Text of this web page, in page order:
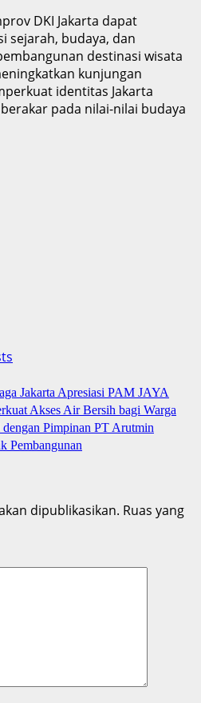
DKI Jakarta dapat
sejarah, budaya, dan
destinasi wisata
kunjungan
identitas Jakarta
pada nilai-nilai budaya
Jakarta Apresiasi PAM JAYA
Akses Air Bersih bagi Warga
Pimpinan PT Arutmin
Pembangunan
dipublikasikan. Ruas yang